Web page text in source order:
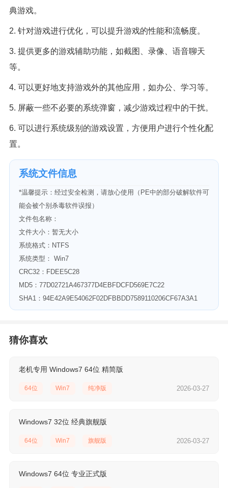
典游戏。
2. 针对游戏进行优化，可以提升游戏的性能和流畅度。
3. 提供更多的游戏辅助功能，如截图、录像、语音聊天
等。
4. 可以更好地支持游戏外的其他应用，如办公、学习等。
5. 屏蔽一些不必要的系统弹窗，减少游戏过程中的干扰。
6. 可以进行系统级别的游戏设置，方便用户进行个性化配
置。
系统文件信息
*温馨提示：经过安全检测，请放心使用（PE中的部分破解软件可
能会被个别杀毒软件误报）
文件包名称：
文件大小：暂无大小
系统格式：NTFS
系统类型： Win7
CRC32：FDEE5C28
MD5：77D02721A467377D4EBFDCFD569E7C22
SHA1：94E42A9E54062F02DFBBDD7589110206CF67A3A1
猜你喜欢
老机专用 Windows7 64位 精简版
64位 Win7 纯净版 2026-03-27
Windows7 32位 经典旗舰版
64位 Win7 旗舰版 2026-03-27
Windows7 64位 专业正式版